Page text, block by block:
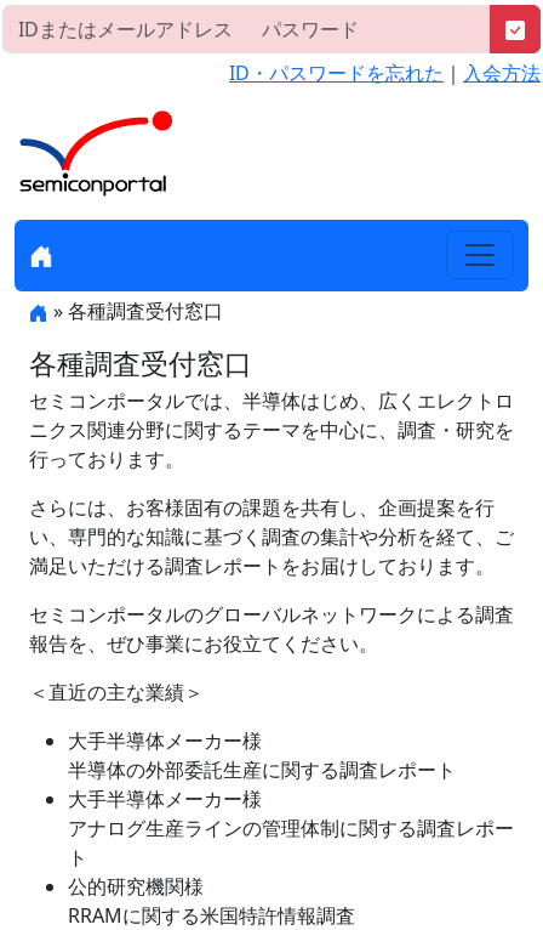
ID・パスワードを忘れた ｜ 入会方法
» 各種調査受付窓口
各種調査受付窓口
セミコンポータルでは、半導体はじめ、広くエレクトロ
ニクス関連分野に関するテーマを中心に、調査・研究を
行っております。
さらには、お客様固有の課題を共有し、企画提案を行
い、専門的な知識に基づく調査の集計や分析を経て、ご
満足いただける調査レポートをお届けしております。
セミコンポータルのグローバルネットワークによる調査
報告を、ぜひ事業にお役立てください。
＜直近の主な業績＞
大手半導体メーカー様
半導体の外部委託生産に関する調査レポート
大手半導体メーカー様
アナログ生産ラインの管理体制に関する調査レポー
ト
公的研究機関様
RRAMに関する米国特許情報調査